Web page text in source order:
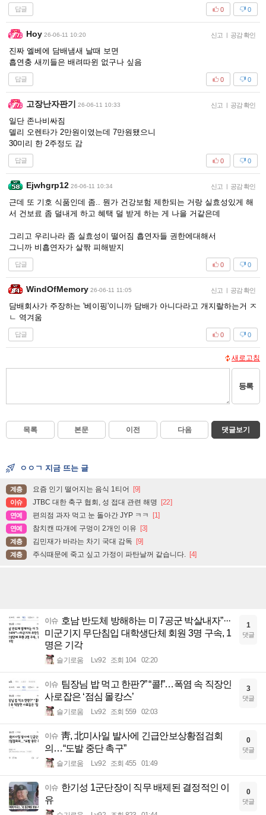
답글 0
0
Hoy 26-06-11 10:20 신고 | 공감 확인
진짜 엘베에 담배냄새 날때 보면
흡연충 새끼들은 배려따윈 없구나 싶음
답글 0
0
고장난자판기 26-06-11 10:33 신고 | 공감 확인
일단 존나비싸짐
델리 오렌타가 2만원이였는데 7만원됐으니
30미리 한 2주정도 감
답글 0
0
Ejwhgrp12 26-06-11 10:34 신고 | 공감 확인
근데 또 기호 식품인데 좀.. 뭔가 건강보험 제한되는 거랑 실효성있게 해
서 건보료 좀 덜내게 하고 혜택 덜 받게 하는 게 나을 거같은데
그리고 우리나라 좀 실효성이 떨어짐 흡연자들 권한에대해서
그니까 비흡연자가 살짞 피해받지
답글 0
0
WindOfMemory 26-06-11 11:05 신고 | 공감 확인
담배회사가 주장하는 '베이핑'이니까 담배가 아니다라고 개지랄하는거 ㅈ
ㄴ 역겨움
답글 0
0
새로고침
등록
목록 본문 이전 다음 댓글보기
ㅇㅇㄱ 지금 뜨는 글
계층 요즘 인기 떨어지는 음식 1티어 [9]
이슈 JTBC 대한 축구 협회, 성 접대 관련 해명 [22]
연예 편의점 과자 먹고 눈 돌아간 JYP ㅋㅋ [1]
연예 참치캔 따개에 구멍이 2개인 이유 [3]
계층 김민재가 바라는 차기 국대 감독 [9]
계층 주식때문에 죽고 싶고 가정이 파탄날꺼 같습니다. [4]
이슈 호남 반도체 방해하는 미 7공군 박살내자”···
미군기지 무단침입 대학생단체 회원 3명 구속, 1
명은 기각
슬기로움 Lv.92 조회 104 02:20
1
댓글
이슈 팀장님 밥 먹고 한판?” “콜!”…폭염 속 직장인
사로잡은 ‘점심 몰캉스’
슬기로움 Lv.92 조회 559 02:03
3
댓글
이슈 靑, 北미사일 발사에 긴급안보상황점검회
의…“도발 중단 촉구”
슬기로움 Lv.92 조회 455 01:49
0
댓글
이슈 한기성 1군단장이 직무 배제된 결정적인 이
유
0
댓글